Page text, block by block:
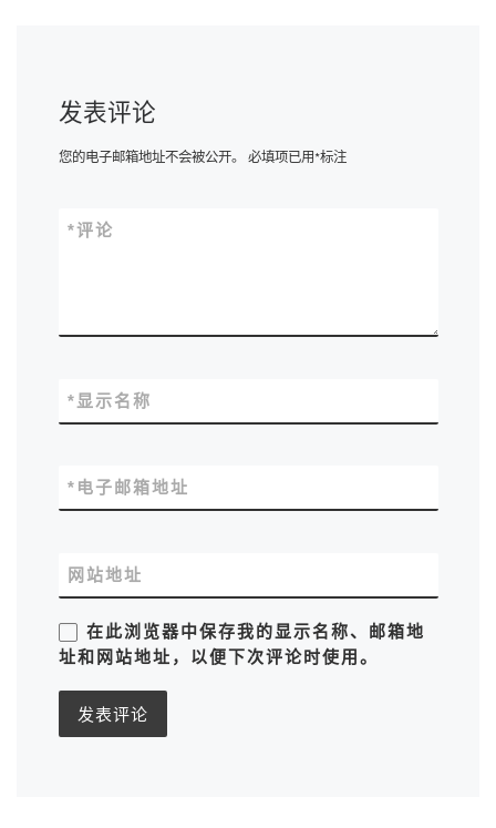
发表评论
您的电子邮箱地址不会被公开。 必填项已用*标注
评论
*
显示名称
*
电子邮箱地址
*
网站地址
在此浏览器中保存我的显示名称、邮箱地
址和网站地址，以便下次评论时使用。